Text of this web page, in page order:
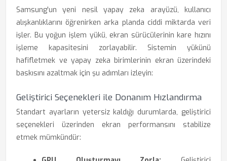
Samsung'un yeni nesil yapay zeka arayüzü, kullanıcı
alışkanlıklarını öğrenirken arka planda ciddi miktarda veri
işler. Bu yoğun işlem yükü, ekran sürücülerinin kare hızını
işleme kapasitesini zorlayabilir. Sistemin yükünü
hafifletmek ve yapay zeka birimlerinin ekran üzerindeki
baskısını azaltmak için şu adımları izleyin:
Geliştirici Seçenekleri ile Donanım Hızlandırma
Standart ayarların yetersiz kaldığı durumlarda, geliştirici
seçenekleri üzerinden ekran performansını stabilize
etmek mümkündür: